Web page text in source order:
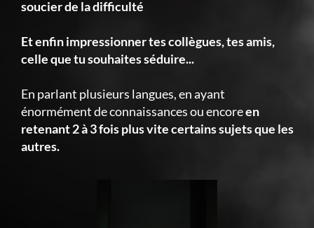
soucier de la difficulté
Et enfin impressionner tes collègues, tes amis,
celle que tu souhaites séduire...
En parlant plusieurs langues, en ayant
énormément de connaissances ou encoreen
retenant 2 à 3 fois plus vite certains sujets que les
autres.